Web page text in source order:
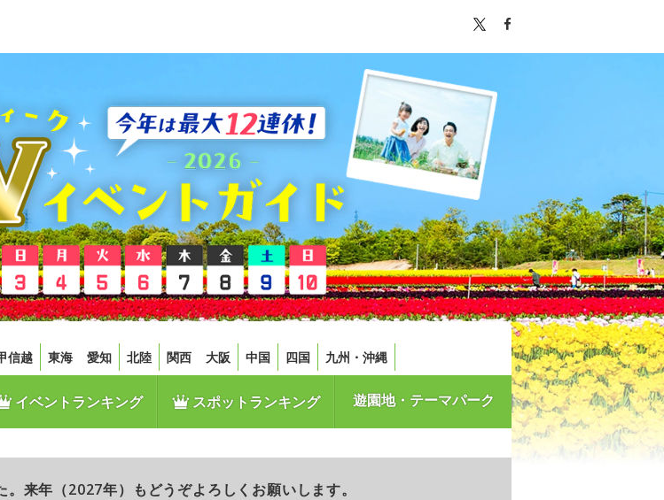
信越 東海 愛知 北陸 関西 大阪 中国 四国 九州・沖縄
イベントランキング スポットランキング 遊園地・テーマパーク
来年（2027年）もどうぞよろしくお願いします。